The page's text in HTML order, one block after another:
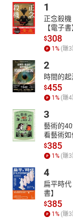
1
正念殺機
【電子書
$308
1% (賺3
2
時間的
$455
1% (賺4
3
藝術的
看藝術如
$385
1% (賺3
4
扁平時
書】
$385
1% (賺3